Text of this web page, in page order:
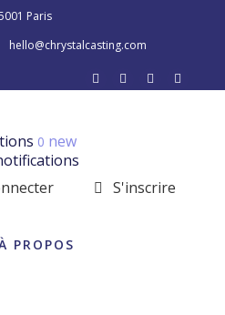
Paris
hello@chrystalcasting.com
0 new
S'inscrire
PROPOS